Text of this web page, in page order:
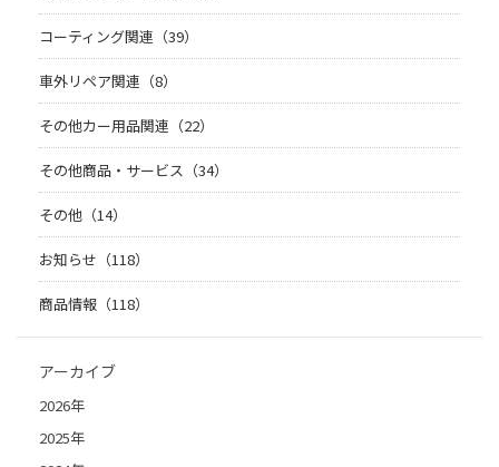
コーティング関連（39）
車外リペア関連（8）
その他カー用品関連（22）
その他商品・サービス（34）
その他（14）
お知らせ（118）
商品情報（118）
アーカイブ
2026年
2025年